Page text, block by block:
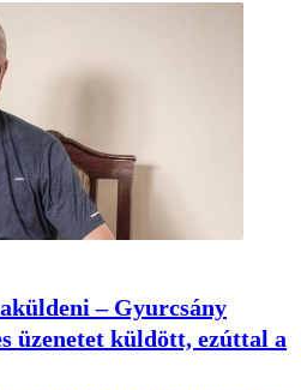
– Gyurcsány
üzenetet küldött, ezúttal a